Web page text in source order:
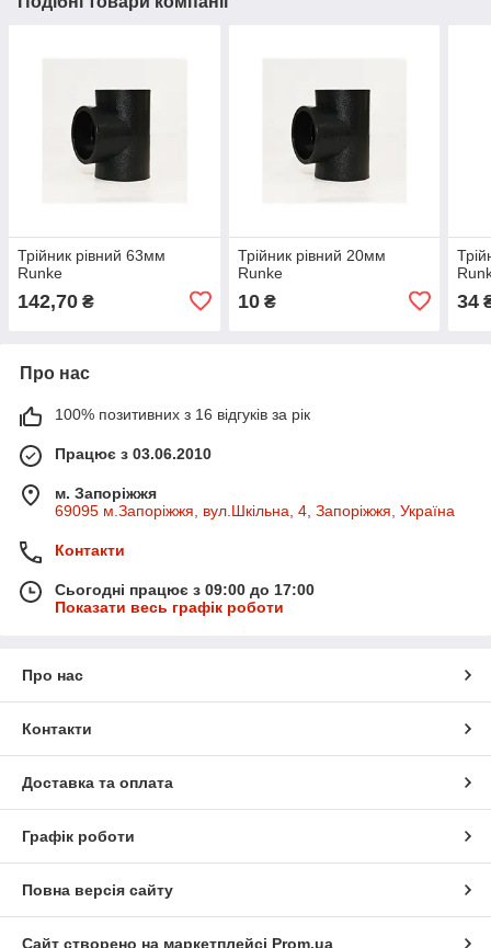
Трійник рівний 63мм
Runke
142,70 ₴
Трійник рівний 20мм
Runke
10₴ 34
Про нас
100% позитивних з 16 відгуків за рік
Працює з 03.06.2010
м. Запоріжжя
69095 м.Запоріжжя, вул.Шкільна, 4, Запоріжжя, Україна
Контакти
Сьогодні працює з 09:00 до 17:00
Показати весь графік роботи
Про нас
Контакти
Доставка та оплата
Графік роботи
Повна версія сайту
Сайт створено на маркетплейсі Prom.ua